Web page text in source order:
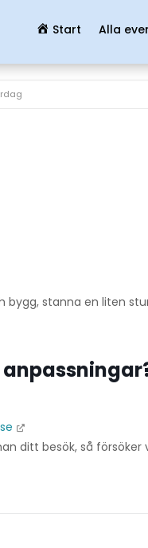
Start Alla
bygg, stanna en liten
ditt besök, så försöker